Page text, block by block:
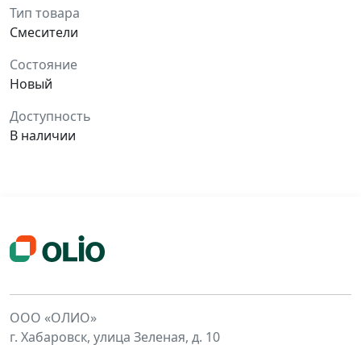
Тип товара
Смесители
Состояние
Новый
Доступность
В наличии
ООО «ОЛИО»
г. Хабаровск, улица Зеленая, д. 10